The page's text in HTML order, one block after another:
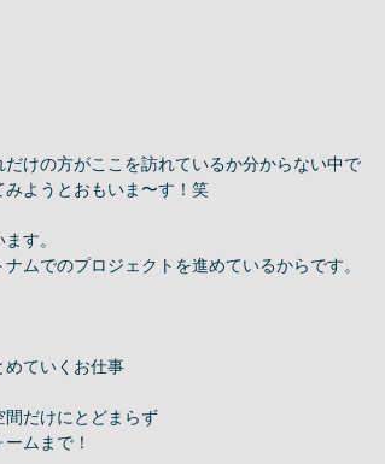
けの方がここを訪れているか分からない中で
みようとおもいま〜す！笑
す。
ムでのプロジェクトを進めているからです。
めていくお仕事
間だけにとどまらず
ムまで！